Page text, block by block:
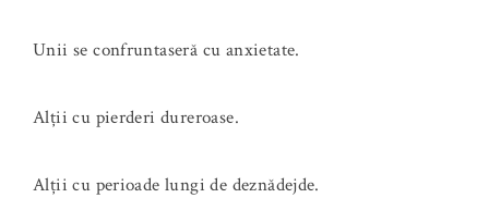
Unii se confruntaseră cu anxietate.
Alții cu pierderi dureroase.
Alții cu perioade lungi de deznădejde.